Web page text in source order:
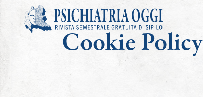
Articoli
Riviste
Cookie Policy